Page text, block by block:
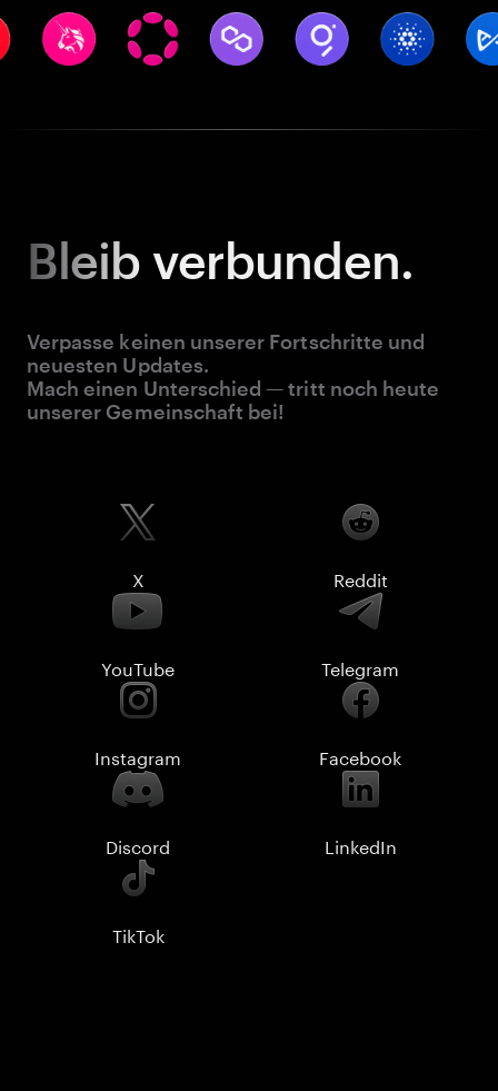
Bleib verbunden.
Verpasse keinen unserer Fortschritte und
neuesten Updates.
Mach einen Unterschied — tritt noch heute
unserer Gemeinschaft bei!
X Reddit
YouTube Telegram
Instagram Facebook
Discord LinkedIn
TikTok